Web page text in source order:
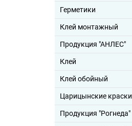
Герметики
Клей монтажный
Продукция "АНЛЕС"
Клей
Клей обойный
Царицынские краски
Продукция "Рогнеда"